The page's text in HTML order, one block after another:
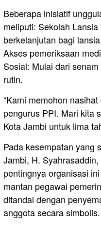
Beberapa inisiatif
meliputi: Sekolah
berkelanjutan bagi
Akses pemeriksaan
Sosial: Mulai dari
rutin.
“Kami memohon
pengurus PPI. Mari kita
Kota Jambi untuk lima
Pada kesempatan yang
Jambi, H.
pentingnya organisasi
mantan pegawai
ditandai dengan
anggota secara simbolis.